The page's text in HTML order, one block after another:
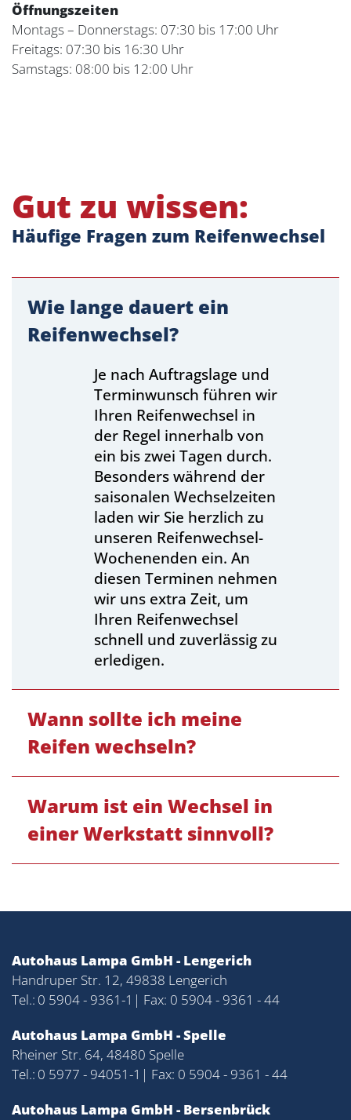
Öffnungszeiten
Montags – Donnerstags: 07:30 bis 17:00 Uhr
Freitags: 07:30 bis 16:30 Uhr
Samstags: 08:00 bis 12:00 Uhr
Gut zu wissen:
Häufige Fragen zum Reifenwechsel
Wie lange dauert ein
Reifenwechsel?
Je nach Auftragslage und
Terminwunsch führen wir
Ihren Reifenwechsel in
der Regel innerhalb von
ein bis zwei Tagen durch.
Besonders während der
saisonalen Wechselzeiten
laden wir Sie herzlich zu
unseren Reifenwechsel-
Wochenenden ein. An
diesen Terminen nehmen
wir uns extra Zeit, um
Ihren Reifenwechsel
schnell und zuverlässig zu
erledigen.
Wann sollte ich meine
Reifen wechseln?
Warum ist ein Wechsel in
einer Werkstatt sinnvoll?
Autohaus Lampa GmbH - Lengerich
Handruper Str. 12, 49838 Lengerich
Tel.: 0 5904 - 9361-1 | Fax: 0 5904 - 9361 - 44
Autohaus Lampa GmbH - Spelle
Rheiner Str. 64, 48480 Spelle
Tel.: 0 5977 - 94051-1 | Fax: 0 5904 - 9361 - 44
Autohaus Lampa GmbH - Bersenbrück